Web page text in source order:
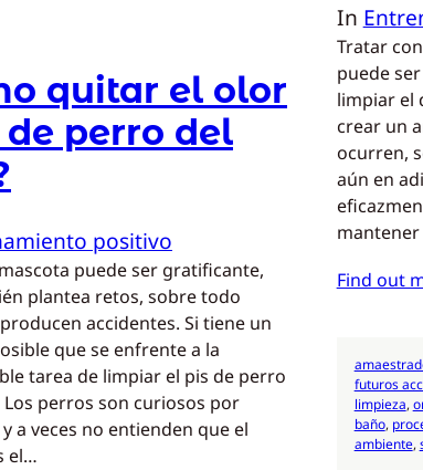
quitar el olor
de perro del
positivo
puede ser gratificante,
plantea retos, sobre todo
accidentes. Si tiene un
que se enfrente a la
tarea de limpiar el pis de perro
Los perros son curiosos por
a veces no entienden que el
el…
In
Tratar
puede
limpiar el
crear un
ocurren,
aún en
Find out
futuros
limpieza,
baño,
ambiente,